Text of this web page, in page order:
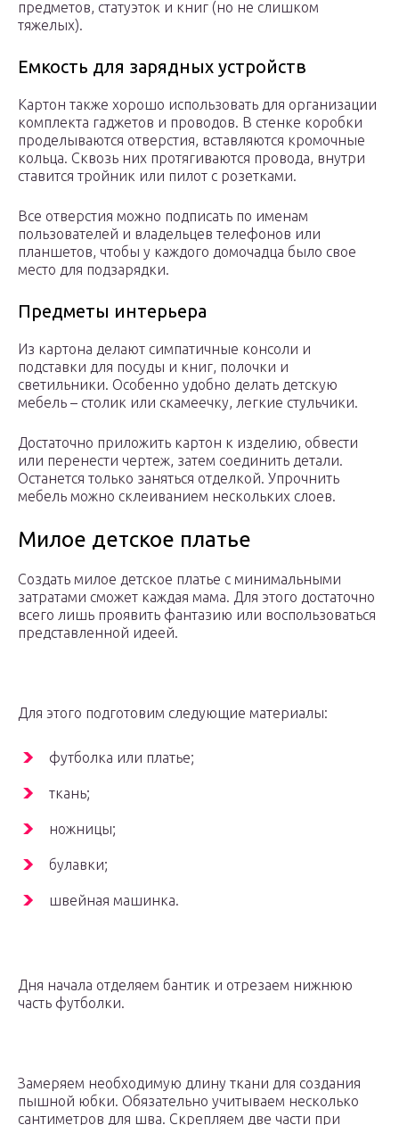
предметов, статуэток и книг (но не слишком
тяжелых).
Емкость для зарядных устройств
Картон также хорошо использовать для организации
комплекта гаджетов и проводов. В стенке коробки
проделываются отверстия, вставляются кромочные
кольца. Сквозь них протягиваются провода, внутри
ставится тройник или пилот с розетками.
Все отверстия можно подписать по именам
пользователей и владельцев телефонов или
планшетов, чтобы у каждого домочадца было свое
место для подзарядки.
Предметы интерьера
Из картона делают симпатичные консоли и
подставки для посуды и книг, полочки и
светильники. Особенно удобно делать детскую
мебель – столик или скамеечку, легкие стульчики.
Достаточно приложить картон к изделию, обвести
или перенести чертеж, затем соединить детали.
Останется только заняться отделкой. Упрочнить
мебель можно склеиванием нескольких слоев.
Милое детское платье
Создать милое детское платье с минимальными
затратами сможет каждая мама. Для этого достаточно
всего лишь проявить фантазию или воспользоваться
представленной идеей.
Для этого подготовим следующие материалы:
футболка или платье;
ткань;
ножницы;
булавки;
швейная машинка.
Дня начала отделяем бантик и отрезаем нижнюю
часть футболки.
Замеряем необходимую длину ткани для создания
пышной юбки. Обязательно учитываем несколько
сантиметров для шва. Скрепляем две части при